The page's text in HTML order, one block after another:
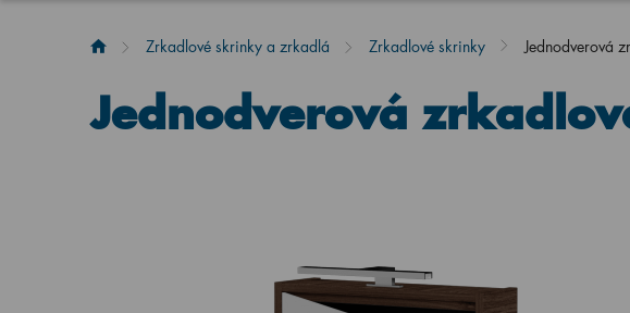
Zrkadlové skrinky a zrkadlá Zrkadlové skrinky Jednodverová
Jednodverová